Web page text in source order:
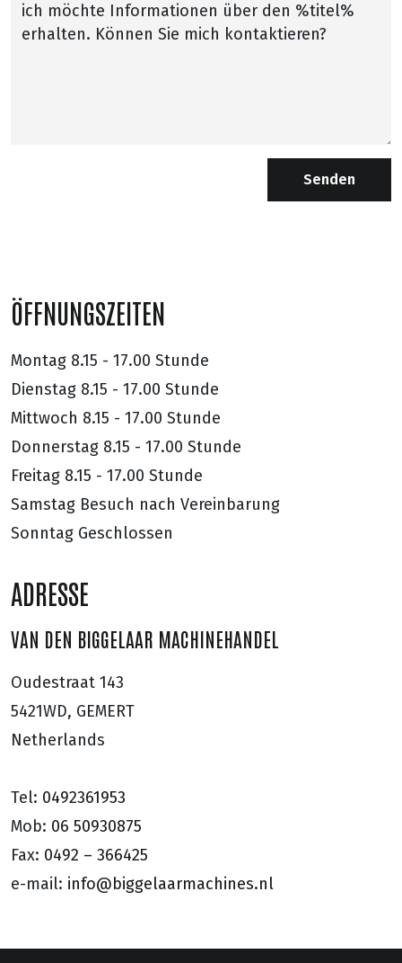
Senden
ÖFFNUNGSZEITEN
Montag 8.15 - 17.00 Stunde
Dienstag 8.15 - 17.00 Stunde
Mittwoch 8.15 - 17.00 Stunde
Donnerstag 8.15 - 17.00 Stunde
Freitag 8.15 - 17.00 Stunde
Samstag Besuch nach Vereinbarung
Sonntag Geschlossen
ADRESSE
VAN DEN BIGGELAAR MACHINEHANDEL
Oudestraat 143
5421WD, GEMERT
Netherlands
Tel: 0492361953
Mob: 06 50930875
Fax: 0492 – 366425
e-mail: info@biggelaarmachines.nl